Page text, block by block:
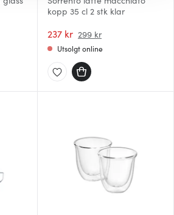
preg, for å levere sosiale
om hvordan du bruker nettstedet
innen sosiale medier,
som kan kombinere den
du har gjort tilgjengelig for dem,
kopp 35 cl 2 stk klar
237 kr 299 kr
Utsolgt online